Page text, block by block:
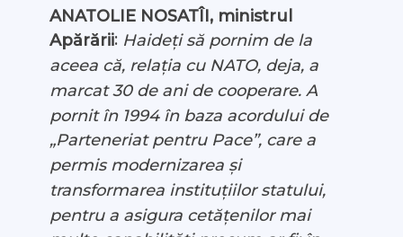
ANATOLIE NOSATÎI, ministrul
Apărării: Haideți să pornim de la
aceea că, relația cu NATO, deja, a
marcat 30 de ani de cooperare. A
pornit în 1994 în baza acordului de
„Parteneriat pentru Pace”, care a
permis modernizarea și
transformarea instituțiilor statului,
pentru a asigura cetățenilor mai